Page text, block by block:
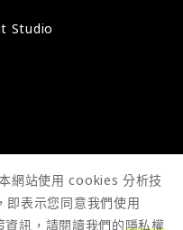
Studio
網站使用 cookies 分析技
即表示您同意我們使用
訊，請閱讀我們的隱私權